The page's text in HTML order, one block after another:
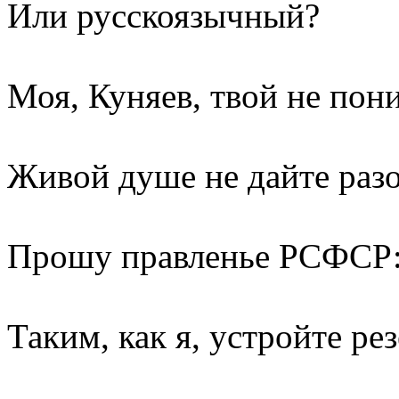
Или русскоязычный?
Моя, Куняев, твой не
Живой душе не дайте
Прошу правленье
Таким, как я, устройте